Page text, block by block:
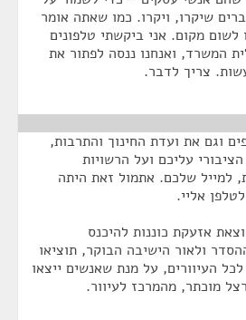
שיקרו, ויקרו. כמו שאתה אומר
לשום מקום. אני ביקשתי טלפונים
המשרד, ואנחנו ננסה לפתור את
צריך לדבר.
וגם את ועדת החינוך והתרבות,
עליכם ועל הרשויות
למייל שלכם. אתמול זאת היתה
אליי.
אזעקת כוננות להיכנס
ולאור הישיבה הבוקר, תוציאו
העיוורים, על מנת שאנשים ייצאו
מוכתר, מהמרכז לעיוור.